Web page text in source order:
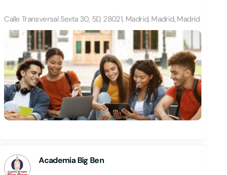
Calle Transversal Sexta 30, 5D, 28021, Madrid, Madrid, Madrid
Academia Big Ben